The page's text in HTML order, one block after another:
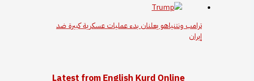
ترامب ونتنياهو يعلنان بدء عمليات عسكرية كبيرة ضد
إيران
Latest from English Kurd Online